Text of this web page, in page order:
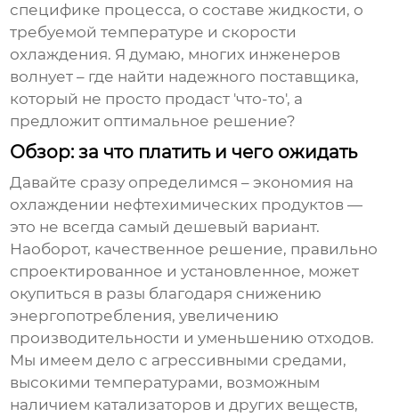
специфике процесса, о составе жидкости, о
требуемой температуре и скорости
охлаждения. Я думаю, многих инженеров
волнует – где найти надежного поставщика,
который не просто продаст 'что-то', а
предложит оптимальное решение?
Обзор: за что платить и чего ожидать
Давайте сразу определимся – экономия на
охлаждении нефтехимических продуктов —
это не всегда самый дешевый вариант.
Наоборот, качественное решение, правильно
спроектированное и установленное, может
окупиться в разы благодаря снижению
энергопотребления, увеличению
производительности и уменьшению отходов.
Мы имеем дело с агрессивными средами,
высокими температурами, возможным
наличием катализаторов и других веществ,